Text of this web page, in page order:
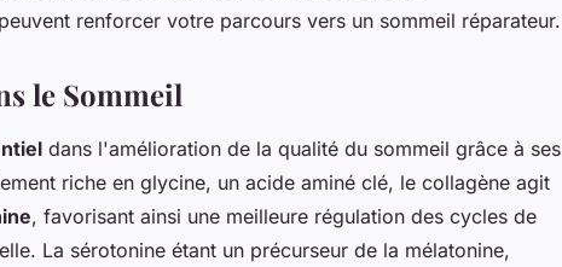
renforcer votre parcours vers un sommeil réparateur.
le Sommeil
dans l'amélioration de la qualité du sommeil grâce à ses
riche en glycine, un acide aminé clé, le collagène agit
, favorisant ainsi une meilleure régulation des cycles de
La sérotonine étant un précurseur de la mélatonine,